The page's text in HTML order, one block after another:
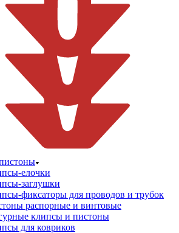
елочки
заглушки
фиксаторы для проводов и трубок
распорные и винтовые
клипсы и пистоны
для ковриков